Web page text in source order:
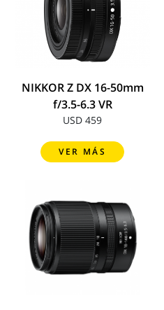
NIKKOR Z DX 16-50mm
f/3.5-6.3 VR
USD 459
VER MÁS